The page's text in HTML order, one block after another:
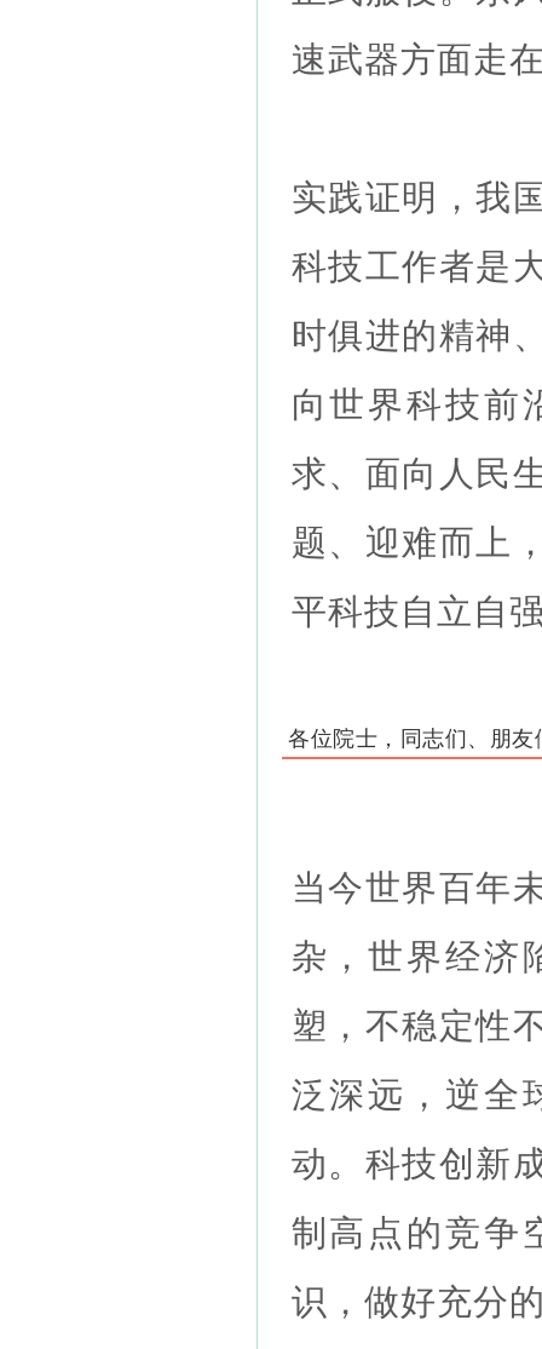
速武器方面
实践证明，我
科技工作者是
时俱进的精神
向世界科技前
求、面向人民
题、迎难而上
平科技自立
各位院士，同志们、朋友
当今世界百年
杂，世界经济
塑，不稳定性
泛深远，逆全
动。科技创新
制高点的竞争
识，做好充